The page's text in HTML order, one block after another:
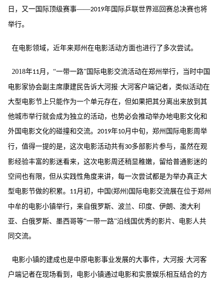
日，又一国际顶级赛事——2019年国际乒联世界巡回赛总决赛也将
举行。
在电影领域，近年来郑州在电影活动方面也进行了多次尝试。
2018年11月，“一带一路”国际电影交流活动在郑州举行，当时中国
电影家协会副主席康建民告诉大河报·大河客户端记者，类似活动在
大型电影节上只能作为一个单元存在，但如果把其分离出来放到其
他城市举行就会成为独立的活动，也势必会推动举办地电影文化和
外国电影文化的碰撞和交流。 2019年10月中旬，郑州国际电影周举
行，值得一提的是，这次电影活动共有30多部影片参与，虽然在观
影经验丰富的影迷看来，这次电影周还稍显稚嫩，留给普通影迷的
空间也有限，但从实践性角度来讲，每一次尝试都是为举办真正大
型电影节做的积累。 11月初，中国 (郑州 ) 国际电影交流展在位于郑州
中牟的电影小镇举行，来自俄罗斯、波兰、印度、伊朗、澳大利
亚、白俄罗斯、墨西哥等“一带一路”沿线国优秀的影片、电影人共
同交流。
电影小镇的建成也是中原电影事业发展的大事件，大河报·大河客
户端记者在现场看到，电影小镇通过电影和实景娱乐相互结合的方